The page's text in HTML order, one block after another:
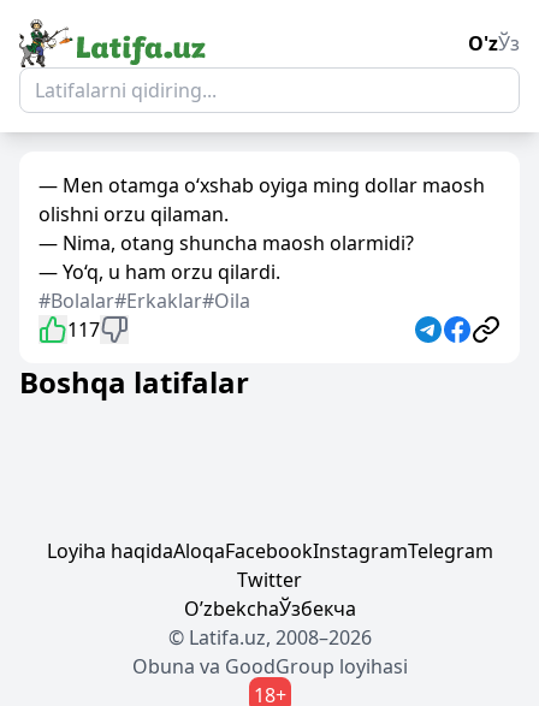
O'zЎз
— Men otamga o‘xshab oyiga ming dollar maosh
olishni orzu qilaman.
— Nima, otang shuncha maosh olarmidi?
— Yo‘q, u ham orzu qilardi.
#Bolalar#Erkaklar#Oila
117
Boshqa latifalar
Loyiha haqidaAloqaFacebookInstagramTelegram
Twitter
OʼzbekchaЎзбекча
© Latifa.uz, 2008–2026
Obuna va GoodGroup loyihasi
18+